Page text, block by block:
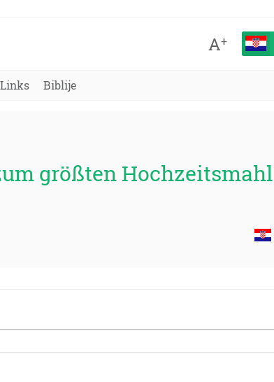
A+
Links Biblije
größten Hochzeitsmahl